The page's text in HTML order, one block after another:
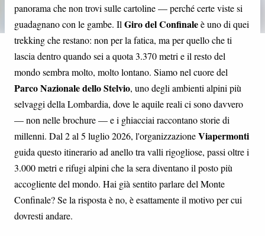
panorama che non trovi sulle cartoline — perché certe viste si
guadagnano con le gambe. Il Giro del Confinaleè uno di quei
trekking che restano: non per la fatica, ma per quello che ti
lascia dentro quando sei a quota 3.370 metri e il resto del
mondo sembra molto, molto lontano. Siamo nel cuore del
Parco Nazionale dello Stelvio, uno degli ambienti alpini più
selvaggi della Lombardia, dove le aquile reali ci sono davvero
— non nelle brochure — e i ghiacciai raccontano storie di
millenni. Dal 2 al 5 luglio 2026, l'organizzazioneViapermonti
guida questo itinerario ad anello tra valli rigogliose, passi oltre i
3.000 metri e rifugi alpini che la sera diventano il posto più
accogliente del mondo. Hai già sentito parlare del Monte
Confinale? Se la risposta è no, è esattamente il motivo per cui
dovresti andare.